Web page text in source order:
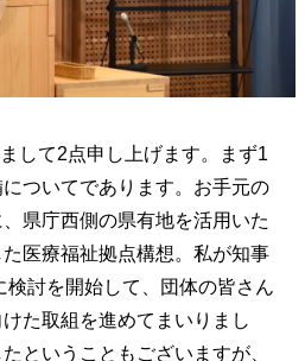
して2点申し上げます。まず1
ついてであります。お手元の
県庁西側の県有地を活用いた
医療福祉拠点構想。私が知事
検討を開始して、団体の皆さん
た取組を進めてまいりまし
ということもございますが、